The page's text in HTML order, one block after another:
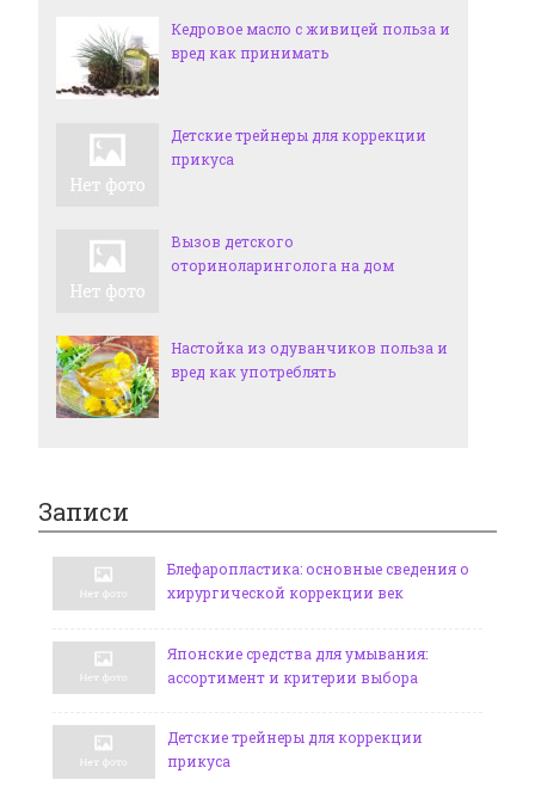
Кедровое масло с живицей польза и
вред как принимать
Детские трейнеры для коррекции
прикуса
Вызов детского
оториноларинголога на дом
Настойка из одуванчиков польза и
вред как употреблять
Записи
Блефаропластика: основные сведения о
хирургической коррекции век
Японские средства для умывания:
ассортимент и критерии выбора
Детские трейнеры для коррекции
прикуса